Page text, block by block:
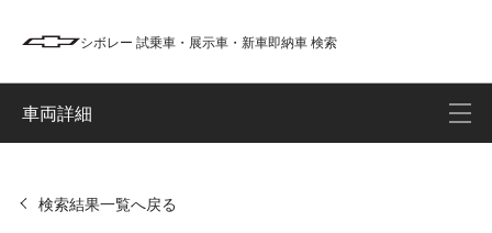
シボレー 試乗車・展示車・新車即納車 検索
車両詳細
検索結果一覧へ戻る